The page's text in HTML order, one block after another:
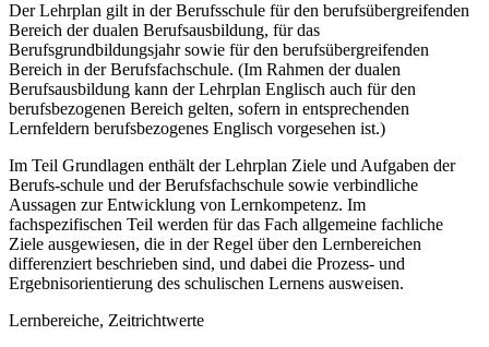
Der Lehrplan gilt in der Berufsschule für den berufsübergreifenden
Bereich der dualen Berufsausbildung, für das
Berufsgrundbildungsjahr sowie für den berufsübergreifenden
Bereich in der Berufsfachschule. (Im Rahmen der dualen
Berufsausbildung kann der Lehrplan Englisch auch für den
berufsbezogenen Bereich gelten, sofern in entsprechenden
Lernfeldern berufsbezogenes Englisch vorgesehen ist.)
Im Teil Grundlagen enthält der Lehrplan Ziele und Aufgaben der
Berufs-schule und der Berufsfachschule sowie verbindliche
Aussagen zur Entwicklung von Lernkompetenz. Im
fachspezifischen Teil werden für das Fach allgemeine fachliche
Ziele ausgewiesen, die in der Regel über den Lernbereichen
differenziert beschrieben sind, und dabei die Prozess- und
Ergebnisorientierung des schulischen Lernens ausweisen.
Lernbereiche, Zeitrichtwerte